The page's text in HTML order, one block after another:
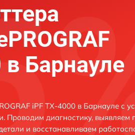
Барнауле
iPF TX-4000 в Барнауле с
Проводим диагностику, выявляем
и восстанавливаем